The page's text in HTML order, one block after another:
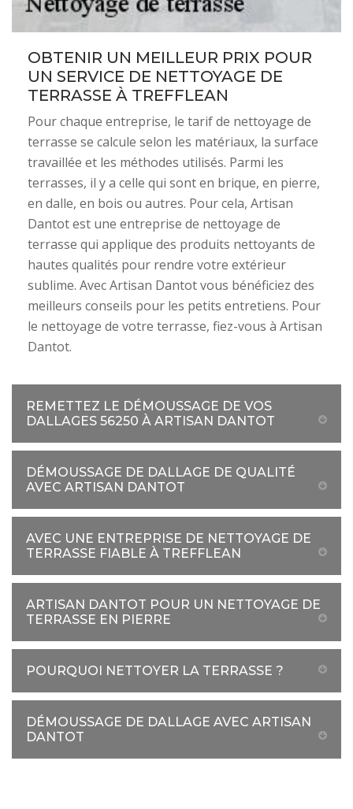
OBTENIR UN MEILLEUR PRIX POUR
UN SERVICE DE NETTOYAGE DE
TERRASSE À TREFFLEAN
Pour chaque entreprise, le tarif de nettoyage de
terrasse se calcule selon les matériaux, la surface
travaillée et les méthodes utilisés. Parmi les
terrasses, il y a celle qui sont en brique, en pierre,
en dalle, en bois ou autres. Pour cela, Artisan
Dantot est une entreprise de nettoyage de
terrasse qui applique des produits nettoyants de
hautes qualités pour rendre votre extérieur
sublime. Avec Artisan Dantot vous bénéficiez des
meilleurs conseils pour les petits entretiens. Pour
le nettoyage de votre terrasse, fiez-vous à Artisan
Dantot.
REMETTEZ LE DÉMOUSSAGE DE VOS
DALLAGES 56250 À ARTISAN DANTOT
DÉMOUSSAGE DE DALLAGE DE QUALITÉ
AVEC ARTISAN DANTOT
AVEC UNE ENTREPRISE DE NETTOYAGE DE
TERRASSE FIABLE À TREFFLEAN
ARTISAN DANTOT POUR UN NETTOYAGE DE
TERRASSE EN PIERRE
POURQUOI NETTOYER LA TERRASSE ?
DÉMOUSSAGE DE DALLAGE AVEC ARTISAN
DANTOT